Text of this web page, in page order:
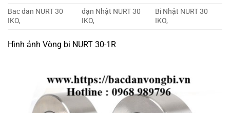
Bac dan NURT 30
IKO,
đạn Nhật NURT 30
IKO,
Bi Nhật NURT 30
IKO,
Hình ảnh Vòng bi NURT 30-1R